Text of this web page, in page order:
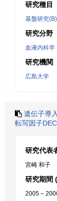
研究種目
基盤研究(B)
研究分野
血液内科学
研究機関
広島大学
遺伝子導
転写因子
研究代表
宮崎 和子
研究期間
2005 –